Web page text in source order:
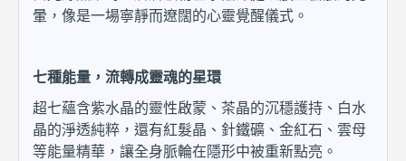
暈，像是一場寧靜而遼闊的心靈覺醒儀式。
七種能量，流轉成靈魂的星環
超七蘊含紫水晶的靈性啟蒙、茶晶的沉穩護持、白水
晶的淨透純粹，還有紅髮晶、針鐵礦、金紅石、雲母
等能量精華，讓全身脈輪在隱形中被重新點亮。